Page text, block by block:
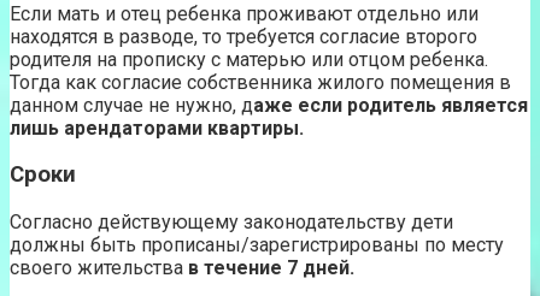
Если мать и отец ребенка проживают отдельно или
находятся в разводе, то требуется согласие второго
родителя на прописку с матерью или отцом ребенка.
Тогда как согласие собственника жилого помещения в
данном случае не нужно, даже если родитель является
лишь арендаторами квартиры.
Сроки
Согласно действующему законодательству дети
должны быть прописаны/зарегистрированы по месту
своего жительства в течение 7 дней.